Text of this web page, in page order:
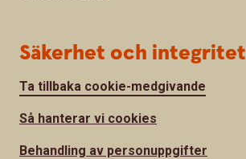
Säkerhet och integritet
Ta tillbaka cookie-medgivande
Så hanterar vi cookies
Behandling av personuppgifter